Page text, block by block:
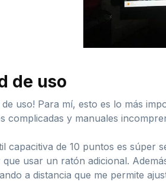
de uso
de uso! Para mí, esto es lo más
complicadas y manuales
capacitiva de 10 puntos es súper
que usar un ratón adicional.
a distancia que me permite